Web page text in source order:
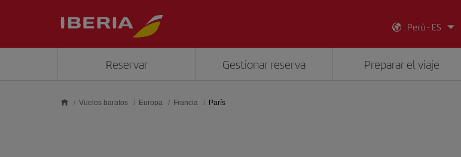
Perú - ES
Reservar Gestionar reserva Preparar el viaje
Vuelos baratos Europa Francia París